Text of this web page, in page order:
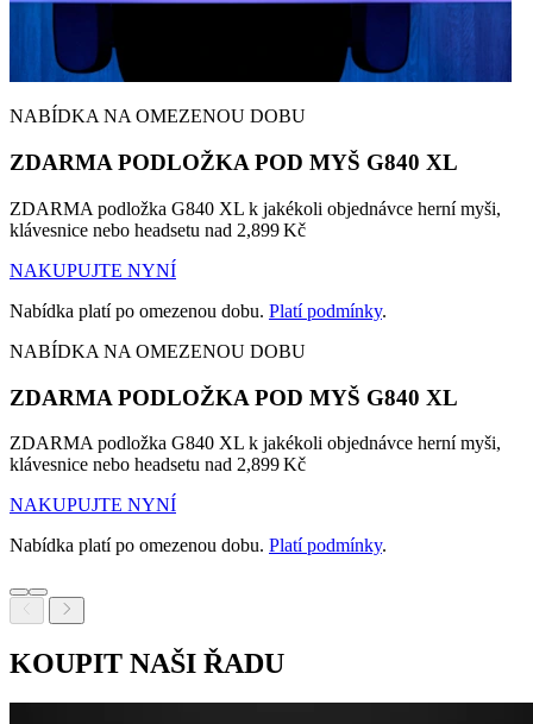
NABÍDKA NA OMEZENOU DOBU
ZDARMA PODLOŽKA POD MYŠ G840 XL
ZDARMA podložka G840 XL k jakékoli objednávce herní myši,
klávesnice nebo headsetu nad 2,899 Kč
NAKUPUJTE NYNÍ
Nabídka platí po omezenou dobu. Platí podmínky.
NABÍDKA NA OMEZENOU DOBU
ZDARMA PODLOŽKA POD MYŠ G840 XL
ZDARMA podložka G840 XL k jakékoli objednávce herní myši,
klávesnice nebo headsetu nad 2,899 Kč
NAKUPUJTE NYNÍ
Nabídka platí po omezenou dobu. Platí podmínky.
KOUPIT NAŠI ŘADU